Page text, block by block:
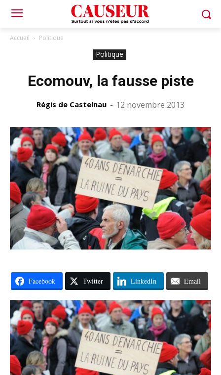
Accueil Politique
Politique
Ecomouv, la fausse piste
Régis de Castelnau - 12 novembre 2013
Facebook Twitter LinkedIn Email